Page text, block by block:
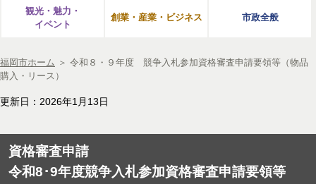
観光・魅力・
イベント
創業・産業・ビジネス 市政全般
福岡市ホーム ＞ 令和８・９年度 競争入札参加資格審査申請要領等（物品
購入・リース）
更新日：2026年1月13日
資格審査申請
令和8･9年度競争入札参加資格審査申請要領等